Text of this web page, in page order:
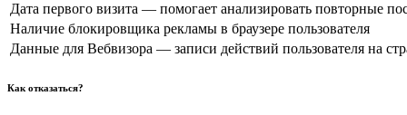
Дата первого визита — помогает анализировать повторные
Наличие блокировщика рекламы в браузере пользователя
Данные для Вебвизора — записи действий пользователя на
Как отказаться?